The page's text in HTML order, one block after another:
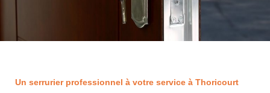
Un serrurier professionnel à votre service à Thoricourt